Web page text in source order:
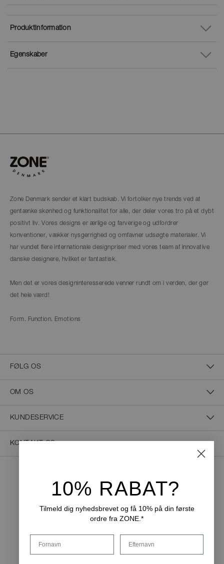
Egenskaber
Produktinformation
Zone Denmark sender et klart budskab. Vi fortolker nye trends ved at
gentænke skønhed og funktionalitet for alle, der deler vores tro på et dybt
positivt liv. Vores designs er ærlige og farverige og udfordrer
konventioner, vækker nysgerrighed og omfavner udsøgte materialer. Vi
har vundet flere internationale designpriser med vores team af innovative
danske designere, hvilket er fantastisk.
Men det er vores designinteresserede venner rundt om i verden, der gør
det hele værd!
Form. Function. Emotions
FØLG OS
OM OS
KUNDESERVICE
KONTAKT OS
NEM BETALING
LEVERINGSMULIGHEDER
10% RABAT?
Tilmeld dig nyhedsbrevet og få 10% på din første
ordre fra ZONE.*
Fornavn Efternavn